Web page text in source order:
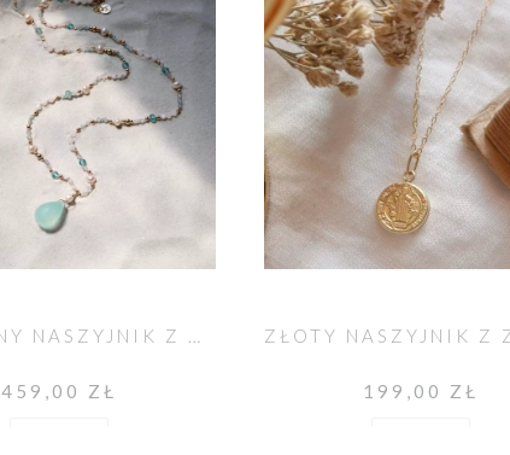
JEDWABNY NASZYJNIK Z CHALCEDONEM AQUA
459,00 ZŁ 199,00 ZŁ